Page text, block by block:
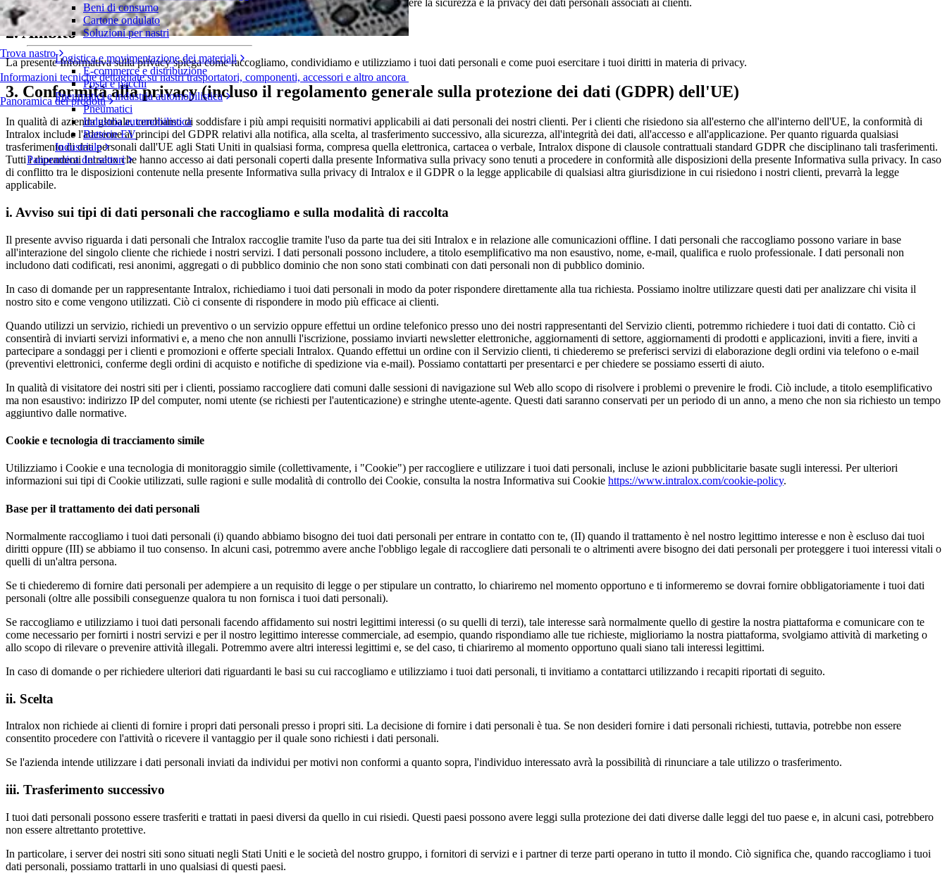
Trova nastro
Informazioni tecniche dettagliate su nastri trasportatori, componenti, accessori e altro ancora
Panoramica dei prodotti
Beni di consumo
Cartone ondulato
Soluzioni per nastri
Logistica e movimentazione dei materiali
E-commerce e distribuzione
Posta e pacchi
Pneumatici e industria automobilistica
Pneumatici
Industria automobilistica
Batterie EV
Industriale
Panoramica dei settori
2. Ambito
La presente Informativa sulla privacy spiega come raccogliamo, condividiamo e utilizziamo i tuoi dati personali e come puoi esercitare i tuoi diritti in materia di privacy.
3. Conformità alla privacy (incluso il regolamento generale sulla protezione dei dati (GDPR) dell'UE)
In qualità di azienda globale, cerchiamo di soddisfare i più ampi requisiti normativi applicabili ai dati personali dei nostri clienti. Per i clienti che risiedono sia all'esterno che all'interno dell'UE, la conformità di
Intralox include l'adesione ai principi del GDPR relativi alla notifica, alla scelta, al trasferimento successivo, alla sicurezza, all'integrità dei dati, all'accesso e all'applicazione. Per quanto riguarda qualsiasi
trasferimento di dati personali dall'UE agli Stati Uniti in qualsiasi forma, compresa quella elettronica, cartacea o verbale, Intralox dispone di clausole contrattuali standard GDPR che disciplinano tali trasferimenti.
Tutti i dipendenti Intralox che hanno accesso ai dati personali coperti dalla presente Informativa sulla privacy sono tenuti a procedere in conformità alle disposizioni della presente Informativa sulla privacy. In caso
di conflitto tra le disposizioni contenute nella presente Informativa sulla privacy di Intralox e il GDPR o la legge applicabile di qualsiasi altra giurisdizione in cui risiedono i nostri clienti, prevarrà la legge
applicabile.
i. Avviso sui tipi di dati personali che raccogliamo e sulla modalità di raccolta
Il presente avviso riguarda i dati personali che Intralox raccoglie tramite l'uso da parte tua dei siti Intralox e in relazione alle comunicazioni offline. I dati personali che raccogliamo possono variare in base
all'interazione del singolo cliente che richiede i nostri servizi. I dati personali possono includere, a titolo esemplificativo ma non esaustivo, nome, e-mail, qualifica e ruolo professionale. I dati personali non
includono dati codificati, resi anonimi, aggregati o di pubblico dominio che non sono stati combinati con dati personali non di pubblico dominio.
In caso di domande per un rappresentante Intralox, richiediamo i tuoi dati personali in modo da poter rispondere direttamente alla tua richiesta. Possiamo inoltre utilizzare questi dati per analizzare chi visita il
nostro sito e come vengono utilizzati. Ciò ci consente di rispondere in modo più efficace ai clienti.
Quando utilizzi un servizio, richiedi un preventivo o un servizio oppure effettui un ordine telefonico presso uno dei nostri rappresentanti del Servizio clienti, potremmo richiedere i tuoi dati di contatto. Ciò ci
consentirà di inviarti servizi informativi e, a meno che non annulli l'iscrizione, possiamo inviarti newsletter elettroniche, aggiornamenti di settore, aggiornamenti di prodotti e applicazioni, inviti a fiere, inviti a
partecipare a sondaggi per i clienti e promozioni e offerte speciali Intralox. Quando effettui un ordine con il Servizio clienti, ti chiederemo se preferisci servizi di elaborazione degli ordini via telefono o e-mail
(preventivi elettronici, conferme degli ordini di acquisto e notifiche di spedizione via e-mail). Possiamo contattarti per presentarci e per chiedere se possiamo esserti di aiuto.
In qualità di visitatore dei nostri siti per i clienti, possiamo raccogliere dati comuni dalle sessioni di navigazione sul Web allo scopo di risolvere i problemi o prevenire le frodi. Ciò include, a titolo esemplificativo
ma non esaustivo: indirizzo IP del computer, nomi utente (se richiesti per l'autenticazione) e stringhe utente-agente. Questi dati saranno conservati per un periodo di un anno, a meno che non sia richiesto un tempo
aggiuntivo dalle normative.
Cookie e tecnologia di tracciamento simile
Utilizziamo i Cookie e una tecnologia di monitoraggio simile (collettivamente, i "Cookie") per raccogliere e utilizzare i tuoi dati personali, incluse le azioni pubblicitarie basate sugli interessi. Per ulteriori
informazioni sui tipi di Cookie utilizzati, sulle ragioni e sulle modalità di controllo dei Cookie, consulta la nostra Informativa sui Cookie https://www.intralox.com/cookie-policy.
Base per il trattamento dei dati personali
Normalmente raccogliamo i tuoi dati personali (i) quando abbiamo bisogno dei tuoi dati personali per entrare in contatto con te, (II) quando il trattamento è nel nostro legittimo interesse e non è escluso dai tuoi
diritti oppure (III) se abbiamo il tuo consenso. In alcuni casi, potremmo avere anche l'obbligo legale di raccogliere dati personali te o altrimenti avere bisogno dei dati personali per proteggere i tuoi interessi vitali o
quelli di un'altra persona.
Se ti chiederemo di fornire dati personali per adempiere a un requisito di legge o per stipulare un contratto, lo chiariremo nel momento opportuno e ti informeremo se dovrai fornire obbligatoriamente i tuoi dati
personali (oltre alle possibili conseguenze qualora tu non fornisca i tuoi dati personali).
Se raccogliamo e utilizziamo i tuoi dati personali facendo affidamento sui nostri legittimi interessi (o su quelli di terzi), tale interesse sarà normalmente quello di gestire la nostra piattaforma e comunicare con te
come necessario per fornirti i nostri servizi e per il nostro legittimo interesse commerciale, ad esempio, quando rispondiamo alle tue richieste, miglioriamo la nostra piattaforma, svolgiamo attività di marketing o
allo scopo di rilevare o prevenire attività illegali. Potremmo avere altri interessi legittimi e, se del caso, ti chiariremo al momento opportuno quali siano tali interessi legittimi.
In caso di domande o per richiedere ulteriori dati riguardanti le basi su cui raccogliamo e utilizziamo i tuoi dati personali, ti invitiamo a contattarci utilizzando i recapiti riportati di seguito.
ii. Scelta
Intralox non richiede ai clienti di fornire i propri dati personali presso i propri siti. La decisione di fornire i dati personali è tua. Se non desideri fornire i dati personali richiesti, tuttavia, potrebbe non essere
consentito procedere con l'attività o ricevere il vantaggio per il quale sono richiesti i dati personali.
Se l'azienda intende utilizzare i dati personali inviati da individui per motivi non conformi a quanto sopra, l'individuo interessato avrà la possibilità di rinunciare a tale utilizzo o trasferimento.
iii. Trasferimento successivo
I tuoi dati personali possono essere trasferiti e trattati in paesi diversi da quello in cui risiedi. Questi paesi possono avere leggi sulla protezione dei dati diverse dalle leggi del tuo paese e, in alcuni casi, potrebbero
non essere altrettanto protettive.
In particolare, i server dei nostri siti sono situati negli Stati Uniti e le società del nostro gruppo, i fornitori di servizi e i partner di terze parti operano in tutto il mondo. Ciò significa che, quando raccogliamo i tuoi
dati personali, possiamo trattarli in uno qualsiasi di questi paesi.